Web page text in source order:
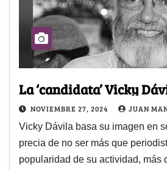
La ‘candidata’ Vicky
NOVIEMBRE 27, 2024 JUAN
Vicky Dávila basa su imagen en
precia de no ser más que
popularidad de su actividad, más